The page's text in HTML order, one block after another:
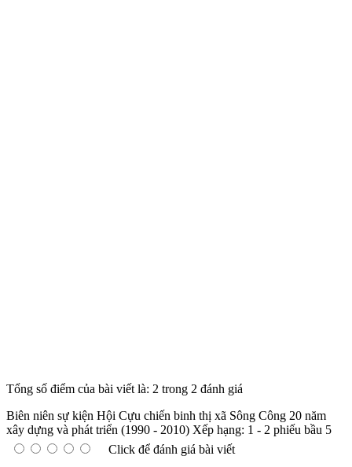
Tổng số điểm của bài viết là: 2 trong 2 đánh giá
Biên niên sự kiện Hội Cựu chiến binh thị xã Sông Công 20 năm
xây dựng và phát triển (1990 - 2010) Xếp hạng: 1 - 2 phiếu bầu 5
Click để đánh giá bài viết